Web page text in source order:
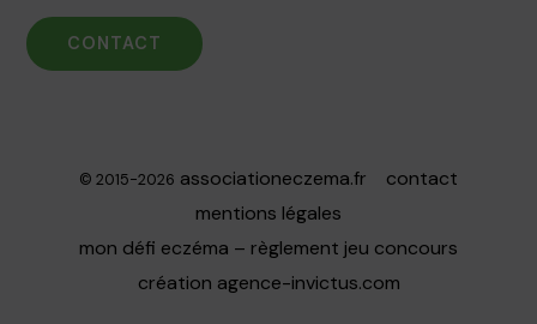
CONTACT
© 2015-2026 associationeczema.fr
contact
mentions légales
mon défi eczéma – règlement jeu concours
création agence-invictus.com